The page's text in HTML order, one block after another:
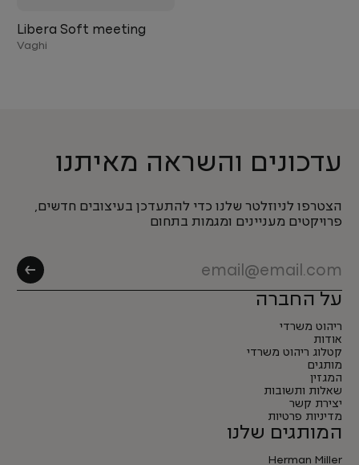
Libera Soft meeting
Vaghi
עדכונים והשראה מאיתנו
הצטרפו לניוזלטר שלנו כדי להתעדכן בעיצובים חדשים,
פרויקטים מעניינים ומגמות בתחום
על החברה
ריהוט משרדי
אודות
קטלוג ריהוט משרדי
מותגים
המגזין
שאלות ותשובות
יצירת קשר
מדיניות פרטיות
המותגים שלנו
Herman Miller